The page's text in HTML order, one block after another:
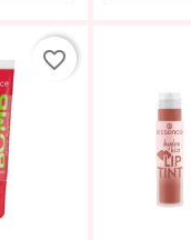
favorite_border